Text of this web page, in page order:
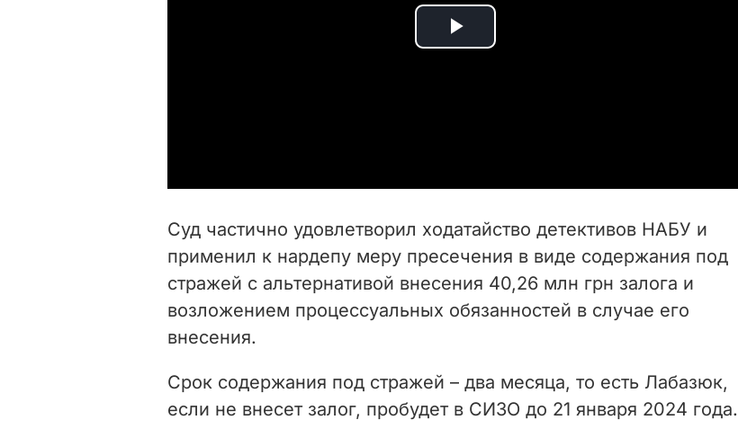
P
i
d
o
Суд частично удовлетворил ходатайство детективов НАБУ и
применил к нардепу меру пресечения в виде содержания под
стражей с альтернативой внесения 40,26 млн грн залога и
возложением процессуальных обязанностей в случае его
внесения.
Срок содержания под стражей – два месяца, то есть Лабазюк,
если не внесет залог, пробудет в СИЗО до 21 января 2024 года.